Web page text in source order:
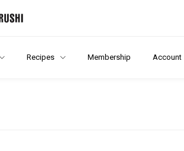
Recipes Membership Account